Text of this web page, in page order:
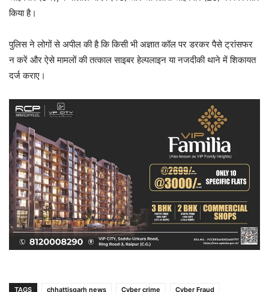
किया है।
पुलिस ने लोगों से अपील की है कि किसी भी अज्ञात कॉल पर डरकर पैसे ट्रांसफर
न करें और ऐसे मामलों की तत्काल साइबर हेल्पलाइन या नजदीकी थाने में शिकायत
दर्ज कराए।
TAGS chhattisgarh news Cyber ​​crime Cyber ​​Fraud